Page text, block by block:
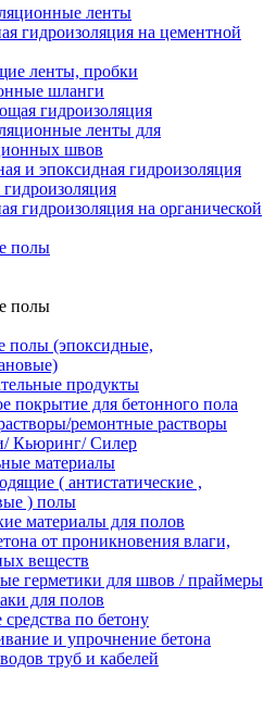
ленты
гидроизоляция на цементной
ленты, пробки
шланги
гидроизоляция
ленты для
швов
и эпоксидная гидроизоляция
гидроизоляция на органической
полы
полы
полы (эпоксидные,
продукты
покрытие для бетонного пола
ремонтные растворы
Кьюринг/ Силер
материалы
( антистатические ,
) полы
материалы для полов
от проникновения влаги,
веществ
герметики для швов / праймеры
для полов
по бетону
и упрочнение бетона
труб и кабелей